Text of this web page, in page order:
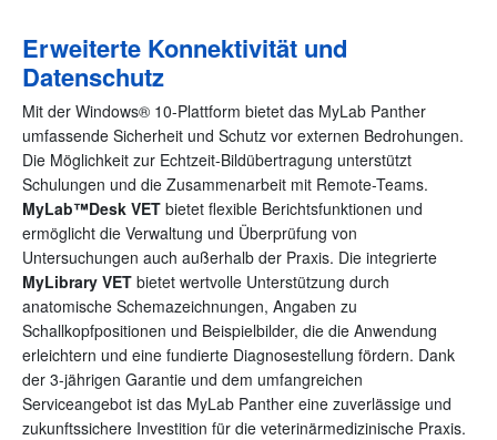
Erweiterte Konnektivität und
Datenschutz
Mit der Windows® 10-Plattform bietet das MyLab Panther
umfassende Sicherheit und Schutz vor externen Bedrohungen.
Die Möglichkeit zur Echtzeit-Bildübertragung unterstützt
Schulungen und die Zusammenarbeit mit Remote-Teams.
MyLab™Desk VET bietet flexible Berichtsfunktionen und
ermöglicht die Verwaltung und Überprüfung von
Untersuchungen auch außerhalb der Praxis. Die integrierte
MyLibrary VET bietet wertvolle Unterstützung durch
anatomische Schemazeichnungen, Angaben zu
Schallkopfpositionen und Beispielbilder, die die Anwendung
erleichtern und eine fundierte Diagnosestellung fördern. Dank
der 3-jährigen Garantie und dem umfangreichen
Serviceangebot ist das MyLab Panther eine zuverlässige und
zukunftssichere Investition für die veterinärmedizinische Praxis.